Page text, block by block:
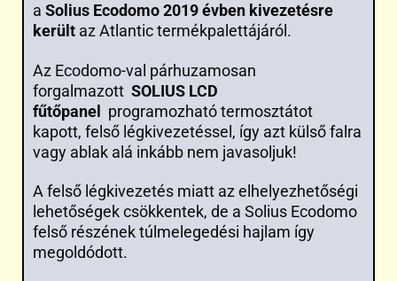
a Solius Ecodomo 2019 évben kivezetésre
került az Atlantic termékpalettájáról.
Az Ecodomo-val párhuzamosan
forgalmazott SOLIUS LCD
fűtőpanel programozható termosztátot
kapott, felső légkivezetéssel, így azt külső falra
vagy ablak alá inkább nem javasoljuk!
A felső légkivezetés miatt az elhelyezhetőségi
lehetőségek csökkentek, de a Solius Ecodomo
felső részének túlmelegedési hajlam így
megoldódott.